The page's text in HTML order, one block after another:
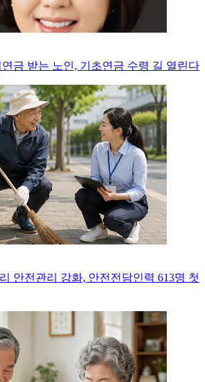
금 받는 노인, 기초연금 수령 길 열린다
안전관리 강화, 안전전담인력 613명 첫